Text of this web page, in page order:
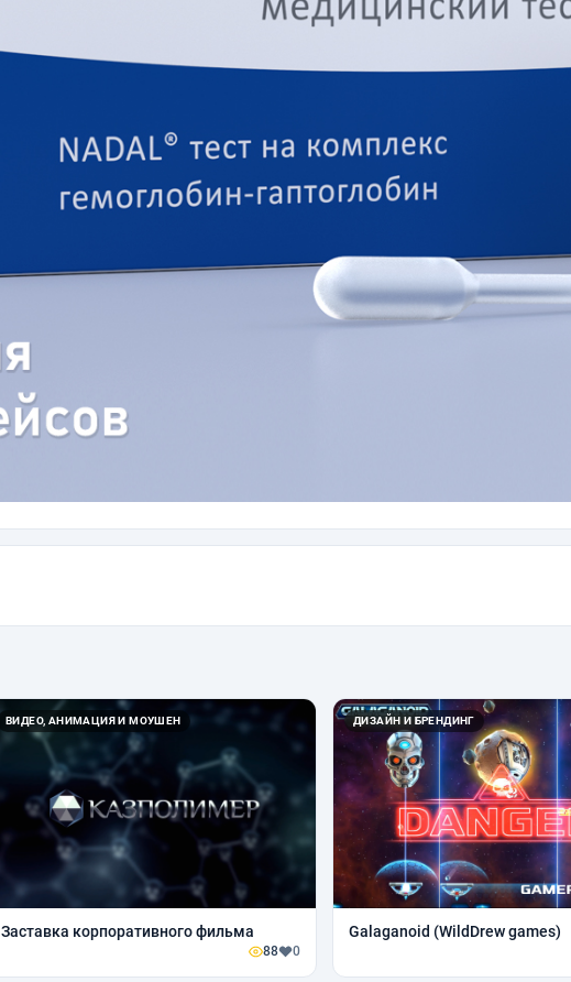
ВИДЕО, АНИМАЦИЯ И МОУШЕН
Заставка корпоративного фильма
88 0
ДИЗАЙН И БРЕНДИНГ
Galaganoid (WildDrew games)